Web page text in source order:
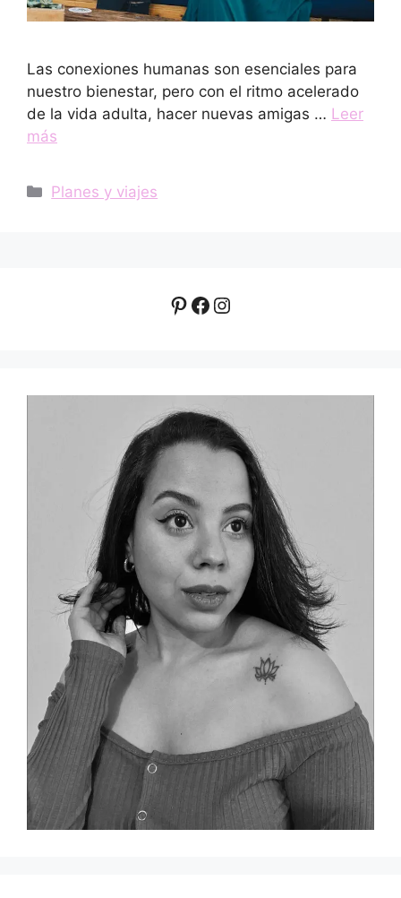
Las conexiones humanas son esenciales para
nuestro bienestar, pero con el ritmo acelerado
de la vida adulta, hacer nuevas amigas … Leer
más
Categorías
Planes y viajes
Pinterest
Facebook
Instagram